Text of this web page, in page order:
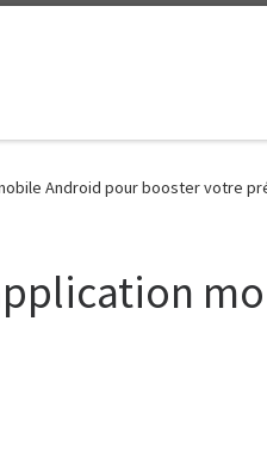
Android pour booster votre